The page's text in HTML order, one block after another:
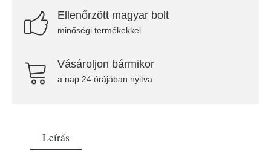
Ellenőrzött magyar bolt
minőségi termékekkel
Vásároljon bármikor
a nap 24 órájában nyitva
Leírás